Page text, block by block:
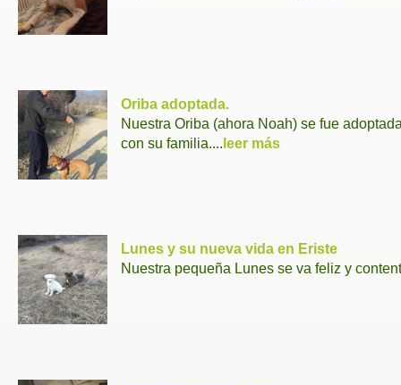
Oriba adoptada.
Nuestra Oriba (ahora Noah) se fue
con su familia.... leer más
Lunes y su nueva vida en Eriste
Nuestra pequeña Lunes se va feliz y